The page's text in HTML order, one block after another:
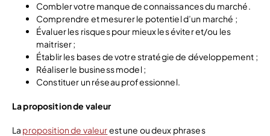
Combler votre manque de connaissances du marché.
Comprendre et mesurer le potentiel d’un marché ;
Évaluer les risques pour mieux les éviter et/ou les
maitriser ;
Établir les bases de votre stratégie de développement ;
Réaliser le business model ;
Constituer un réseau professionnel.
La proposition de valeur
La proposition de valeurest une ou deux phrases